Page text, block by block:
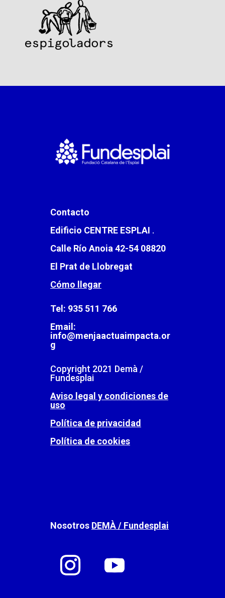
Contacto
Edificio CENTRE ESPLAI .
Calle Río Anoia 42-54 08820
El Prat de Llobregat
Cómo llegar
Tel: 935 511 766
Email:
info@menjaactuaimpacta.or
g
Copyright 2021 Demà /
Fundesplai
Aviso legal y condiciones de
uso
Política de privacidad
Política de cookies
Nosotros DEMÀ / Fundesplai